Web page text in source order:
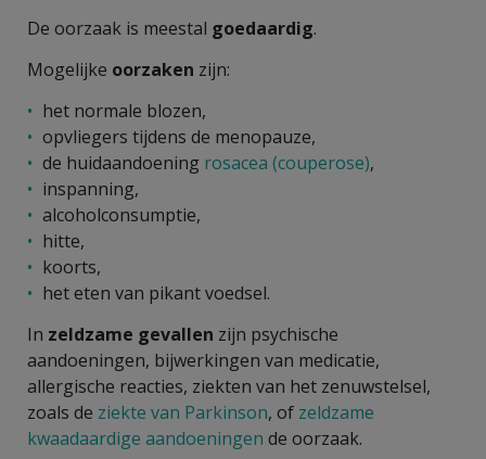
De oorzaak is meestal goedaardig.
Mogelijke oorzaken zijn:
het normale blozen,
opvliegers tijdens de menopauze,
de huidaandoening rosacea (couperose),
inspanning,
alcoholconsumptie,
hitte,
koorts,
het eten van pikant voedsel.
In zeldzame gevallen zijn psychische
aandoeningen, bijwerkingen van medicatie,
allergische reacties, ziekten van het zenuwstelsel,
zoals de ziekte van Parkinson, of zeldzame
kwaadaardige aandoeningen de oorzaak.